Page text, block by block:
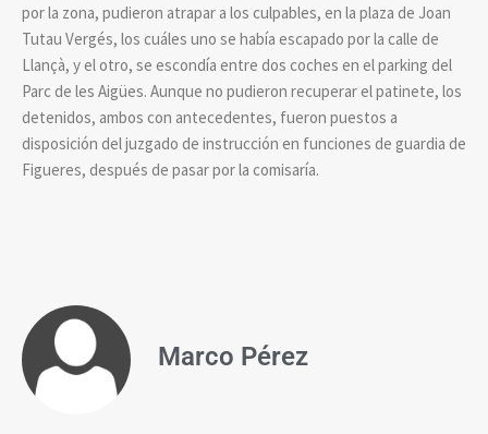
por la zona, pudieron atrapar a los culpables, en la plaza de Joan
Tutau Vergés, los cuáles uno se había escapado por la calle de
Llançà, y el otro, se escondía entre dos coches en el parking del
Parc de les Aigües. Aunque no pudieron recuperar el patinete, los
detenidos, ambos con antecedentes, fueron puestos a
disposición del juzgado de instrucción en funciones de guardia de
Figueres, después de pasar por la comisaría.
Marco Pérez